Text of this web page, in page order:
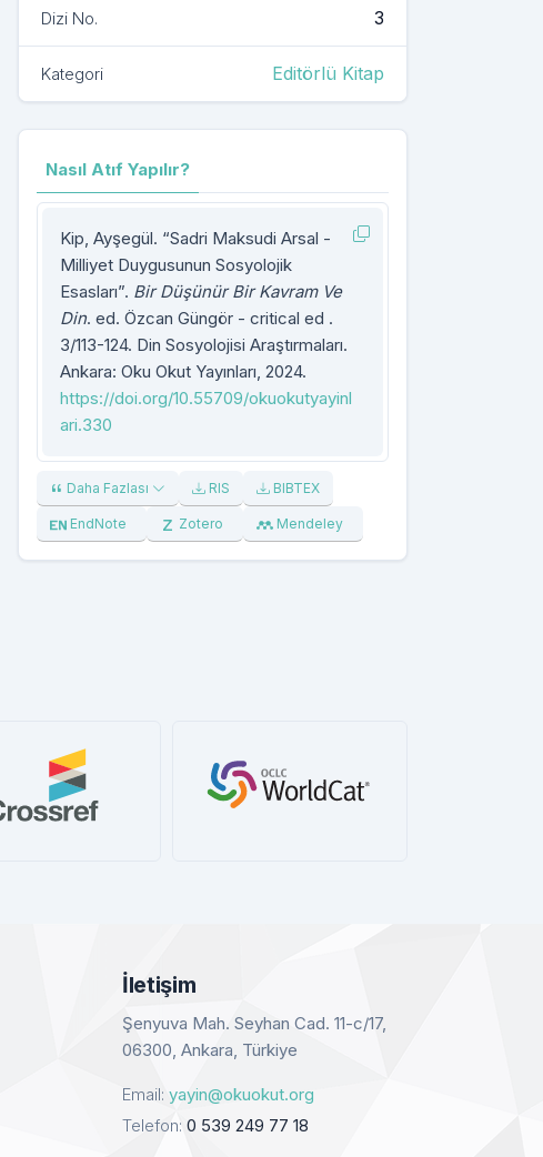
Dizi No. 3
Kategori Editörlü Kitap
Nasıl Atıf Yapılır?
Kip, Ayşegül. “Sadri Maksudi Arsal -
Milliyet Duygusunun Sosyolojik
Esasları”. Bir Düşünür Bir Kavram Ve
Din. ed. Özcan Güngör - critical ed .
3/113-124. Din Sosyolojisi Araştırmaları.
Ankara: Oku Okut Yayınları, 2024.
https://doi.org/10.55709/okuokutyayinl
ari.330
Daha Fazlası RIS BIBTEX
EndNote Zotero Mendeley
İletişim
Şenyuva Mah. Seyhan Cad. 11-c/17,
06300, Ankara, Türkiye
Email: yayin@okuokut.org
Telefon: 0 539 249 77 18